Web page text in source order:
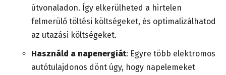
útvonaladon. Így elkerülheted a hirtelen
felmerülő töltési költségeket, és optimalizálhatod
az utazási költségeket.
Használd a napenergiát: Egyre több elektromos
autótulajdonos dönt úgy, hogy napelemeket